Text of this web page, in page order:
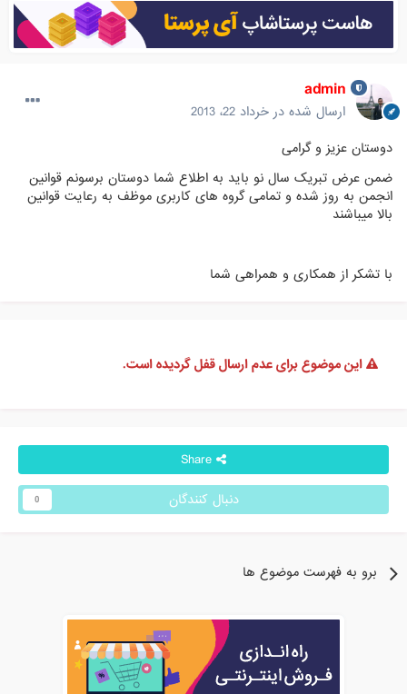
admin
ارسال شده در خرداد 22، 2013
دوستان عزیز و گرامی
ضمن عرض تبریک سال نو باید به اطلاع شما دوستان برسونم قوانین
انجمن به روز شده و تمامی گروه های کاربری موظف به رعایت قوانین
بالا میباشند
با تشکر از همکاری و همراهی شما
این موضوع برای عدم ارسال قفل گردیده است.
Share
دنبال کنندگان
برو به فهرست موضوع ها